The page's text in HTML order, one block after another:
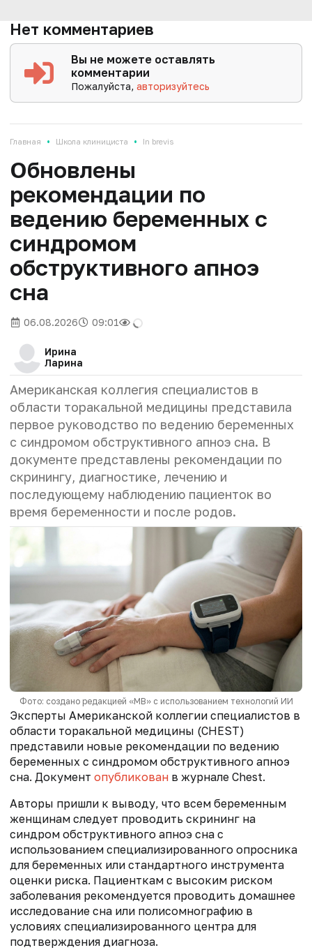
Нет комментариев
Вы не можете оставлять
комментарии
Пожалуйста,авторизуйтесь
Главная • Школа клинициста • In brevis
Обновлены
рекомендации по
ведению беременных с
синдромом
обструктивного апноэ
сна
06.08.2026 09:01
Ирина
Ларина
Американская коллегия специалистов в
области торакальной медицины представила
первое руководство по ведению беременных
с синдромом обструктивного апноэ сна. В
документе представлены рекомендации по
скринингу, диагностике, лечению и
последующему наблюдению пациенток во
время беременности и после родов.
Фото: создано редакцией «МВ» с использованием технологий ИИ
Эксперты Американской коллегии специалистов в
области торакальной медицины (CHEST)
представили новые рекомендации по ведению
беременных с синдромом обструктивного апноэ
сна. Документ опубликован в журнале Chest.
Авторы пришли к выводу, что всем беременным
женщинам следует проводить скрининг на
синдром обструктивного апноэ сна с
использованием специализированного опросника
для беременных или стандартного инструмента
оценки риска. Пациенткам с высоким риском
заболевания рекомендуется проводить домашнее
исследование сна или полисомнографию в
условиях специализированного центра для
подтверждения диагноза.